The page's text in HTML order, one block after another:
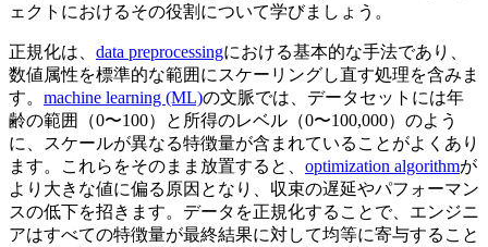
ェクトにおけるその役割について学びましょう。
正規化は、 data preprocessingにおける基本的な手法であり、
数値属性を標準的な範囲にスケーリングし直す処理を含みま
す。 machine learning (ML)の文脈では、データセットには年
齢の範囲（0〜100）と所得のレベル（0〜100,000）のよう
に、スケールが異なる特徴量が含まれていることがよくあり
ます。これらをそのまま放置すると、 optimization algorithmが
より大きな値に偏る原因となり、収束の遅延やパフォーマン
スの低下を招きます。データを正規化することで、エンジニ
アはすべての特徴量が最終結果に対して均等に寄与すること